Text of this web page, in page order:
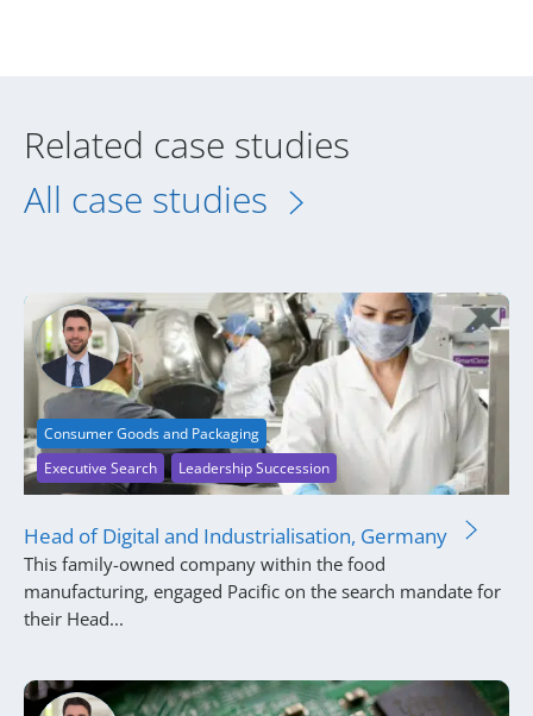
Related case studies
All case studies
Executive Search Leadership Succession
Consumer Goods and Packaging
Head of Digital and Industrialisation, Germany
This family-owned company within the food
manufacturing, engaged Pacific on the search mandate for
their Head...